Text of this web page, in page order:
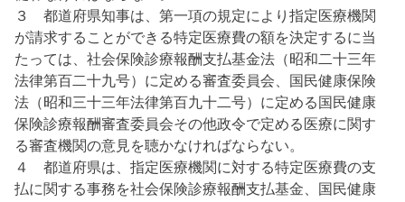
３ 都道府県知事は、第一項の規定により指定医療機関
が請求することができる特定医療費の額を決定するに当
たっては、社会保険診療報酬支払基金法（昭和二十三年
法律第百二十九号）に定める審査委員会、国民健康保険
法（昭和三十三年法律第百九十二号）に定める国民健康
保険診療報酬審査委員会その他政令で定める医療に関す
る審査機関の意見を聴かなければならない。
４ 都道府県は、指定医療機関に対する特定医療費の支
払に関する事務を社会保険診療報酬支払基金、国民健康